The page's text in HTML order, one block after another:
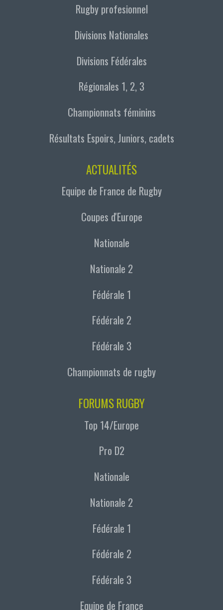
Rugby profesionnel
Divisions Nationales
Divisions Fédérales
Régionales 1, 2, 3
Championnats féminins
Résultats Espoirs, Juniors, cadets
ACTUALITÉS
Equipe de France de Rugby
Coupes d'Europe
Nationale
Nationale 2
Fédérale 1
Fédérale 2
Fédérale 3
Championnats de rugby
FORUMS RUGBY
Top 14/Europe
Pro D2
Nationale
Nationale 2
Fédérale 1
Fédérale 2
Fédérale 3
Equipe de France